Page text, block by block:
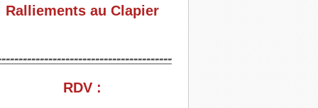
Ralliements au Clapier
RDV :